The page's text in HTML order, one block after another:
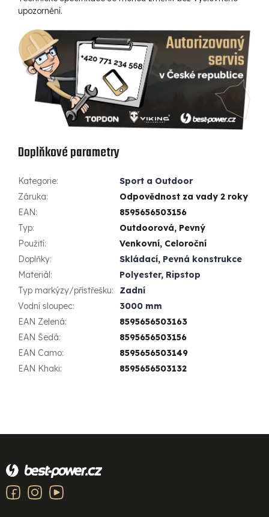
upozornění.
Doplňkové parametry
Kategorie:
Sport a Outdoor
Záruka:
Odpovědnost za vady 2 roky
EAN:
8595656503156
Typ:
Outdoorová, Pevný
Použití:
Venkovní, Celoroční
Doplňky: Skládací, Pevná konstrukce
Materiál: Polyester, Ripstop
Typ markýzy/přístřešku:
Zadní
Vodní sloupec:
3000 mm
EAN Zelená:
8595656503163
EAN Šedá:
8595656503156
EAN Camo:
8595656503149
EAN Khaki: 8595656503132
á
a